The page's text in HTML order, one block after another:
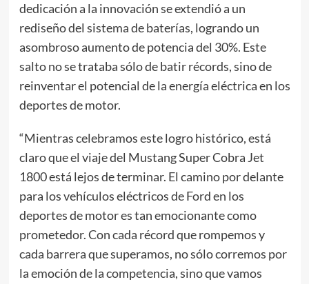
dedicación a la innovación se extendió a un
rediseño del sistema de baterías, logrando un
asombroso aumento de potencia del 30%. Este
salto no se trataba sólo de batir récords, sino de
reinventar el potencial de la energía eléctrica en los
deportes de motor.
“Mientras celebramos este logro histórico, está
claro que el viaje del Mustang Super Cobra Jet
1800 está lejos de terminar. El camino por delante
para los vehículos eléctricos de Ford en los
deportes de motor es tan emocionante como
prometedor. Con cada récord que rompemos y
cada barrera que superamos, no sólo corremos por
la emoción de la competencia, sino que vamos